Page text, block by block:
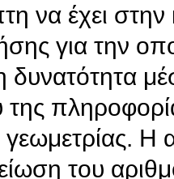
να έχει στην
για την
της
Η
του